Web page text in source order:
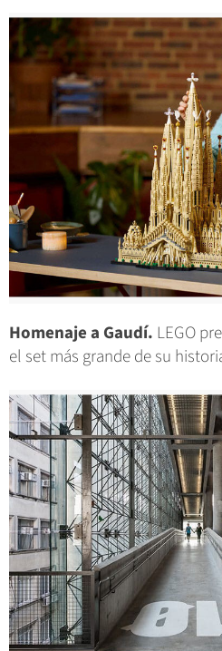
Homenaje a Gaudí. LEGO
el set más grande de su